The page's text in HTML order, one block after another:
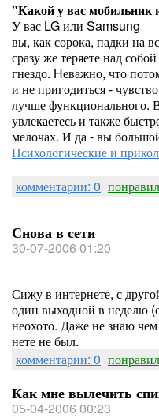
"Какой у вас мобильник
У вас LG или Samsung
вы, как сорока, падки на
сразу же теряете над
гнездо. Hеважно, что
и не пригодиться -
лучше функционального.
увлекаетесь и также
мелочах. И да - вы
Психологические и
комментарии: 0
Снова в сети
30-07-2006 01:20
Сижу в интернете, с
один выходной в неделю
неохото. Даже не знаю чем
нете не был.
комментарии: 0
Как мне вылечить
05-04-2006 00:23